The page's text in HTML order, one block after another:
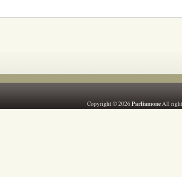
Copyright © 2026Parliamone All